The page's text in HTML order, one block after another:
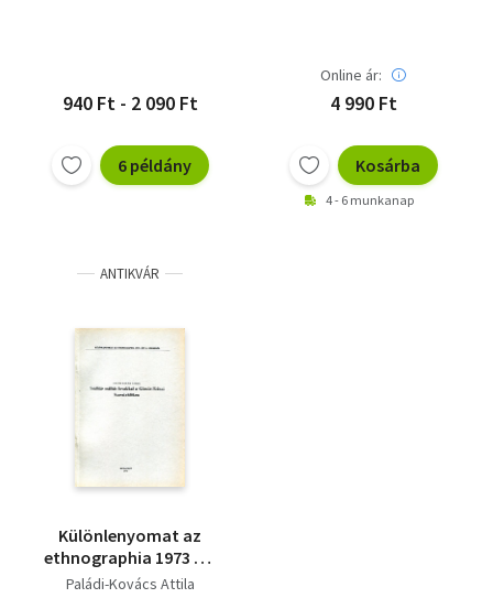
940 Ft - 2 090 Ft
6 példány
Online ár:
4 990 Ft
Kosárba
4 - 6 munkanap
ANTIKVÁR
Különlenyomat az
ethnographia 1973 évi
4. számából (Szállítás
Paládi-Kovács Attila